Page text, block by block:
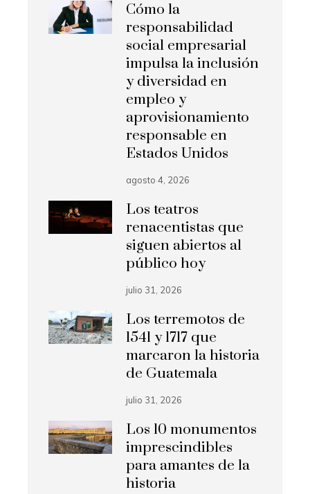
Cómo la
responsabilidad
social empresarial
impulsa la inclusión
y diversidad en
empleo y
aprovisionamiento
responsable en
Estados Unidos
agosto 4, 2026
Los teatros
renacentistas que
siguen abiertos al
público hoy
julio 31, 2026
Los terremotos de
1541 y 1717 que
marcaron la historia
de Guatemala
julio 31, 2026
Los 10 monumentos
imprescindibles
para amantes de la
historia